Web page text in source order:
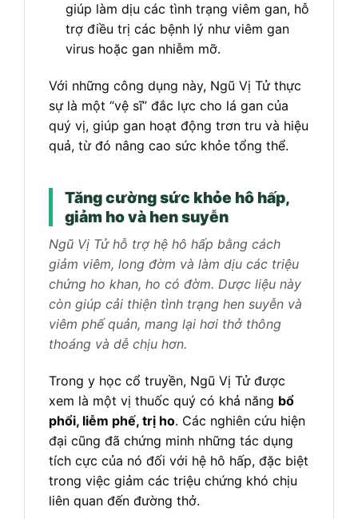
giúp làm dịu các tình trạng viêm gan, hỗ
trợ điều trị các bệnh lý như viêm gan
virus hoặc gan nhiễm mỡ.
Với những công dụng này, Ngũ Vị Tử thực
sự là một “vệ sĩ” đắc lực cho lá gan của
quý vị, giúp gan hoạt động trơn tru và hiệu
quả, từ đó nâng cao sức khỏe tổng thể.
Tăng cường sức khỏe hô hấp,
giảm ho và hen suyễn
Ngũ Vị Tử hỗ trợ hệ hô hấp bằng cách
giảm viêm, long đờm và làm dịu các triệu
chứng ho khan, ho có đờm. Dược liệu này
còn giúp cải thiện tình trạng hen suyễn và
viêm phế quản, mang lại hơi thở thông
thoáng và dễ chịu hơn.
Trong y học cổ truyền, Ngũ Vị Tử được
xem là một vị thuốc quý có khả năng bổ
phổi, liễm phế, trị ho. Các nghiên cứu hiện
đại cũng đã chứng minh những tác dụng
tích cực của nó đối với hệ hô hấp, đặc biệt
trong việc giảm các triệu chứng khó chịu
liên quan đến đường thở.